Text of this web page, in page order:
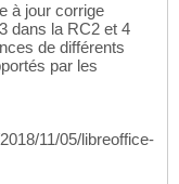
à jour corrige
dans la RC2 et 4
de différents
par les
11/05/libreoffice-